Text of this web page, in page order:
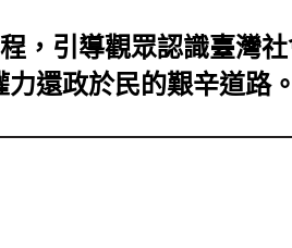
，引導觀眾認識臺灣
還政於民的艱辛道路。